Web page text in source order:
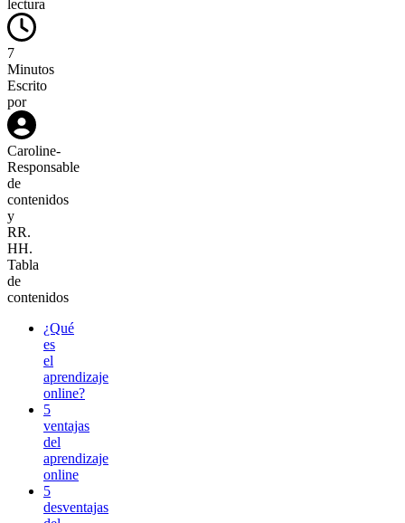
lectura
7
Minutos
Escrito
por
Caroline-
Responsable
de
contenidos
y
RR.
HH.
Tabla
de
contenidos
¿Qué
es
el
aprendizaje
online?
5
ventajas
del
aprendizaje
online
5
desventajas